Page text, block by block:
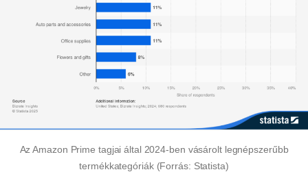
Az Amazon Prime tagjai által 2024-ben vásárolt legnépszerűbb
termékkategóriák (Forrás: Statista)